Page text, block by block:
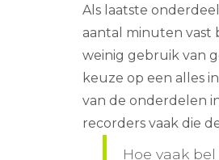
Als laatste
aantal minuten vast
weinig gebruik van
keuze op een alles
van de onderdelen
recorders vaak die
Hoe vaak